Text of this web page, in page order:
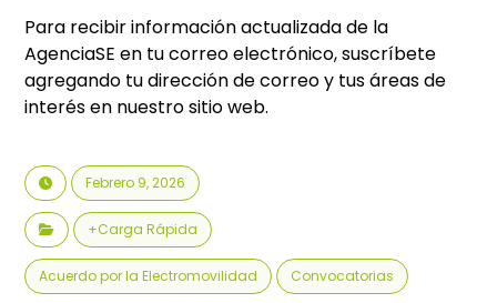
Para recibir información actualizada de la
AgenciaSE en tu correo electrónico, suscríbete
agregando tu dirección de correo y tus áreas de
interés en nuestro sitio web.
Febrero 9, 2026
+Carga Rápida
Acuerdo por la Electromovilidad Convocatorias